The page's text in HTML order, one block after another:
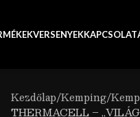
VERSENYEKKAPCSOLAT
Kezdőlap Kemping
THERMACELL –